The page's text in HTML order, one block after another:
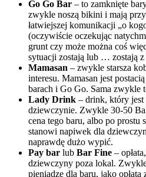
Go Go Bar – to zamknięte
zwykle noszą bikini i mają
łatwiejszej komunikacji „o
(oczywiście oczekując
grunt czy może można coś
sytuacji zostają lub … zostają
Mamasan – zwykle starsza
interesu. Mamasan jest
barach i Go Go. Sama zwykle
Lady Drink – drink, który
dziewczynie. Zwykle 30-50
cena tego baru, albo po prostu
stanowi napiwek dla
naprawdę dużo wypić.
Pay bar lub Bar Fine –
dziewczyny poza lokal.
pieniądze dla baru, jako opłata